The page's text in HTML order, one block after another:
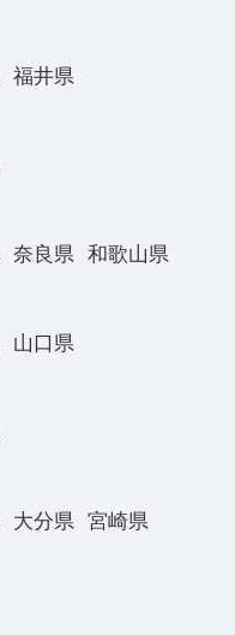
福井県
奈良県 和歌山県
山口県
大分県
宮崎県